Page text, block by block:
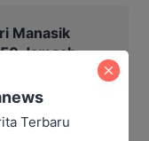
Manasik
Jamaah
Terbaru